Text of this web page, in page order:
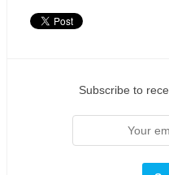
Subscribe to